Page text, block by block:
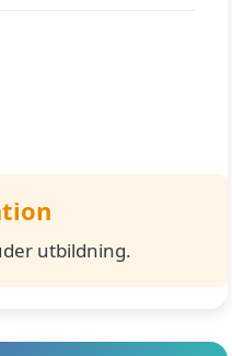
utbildning.